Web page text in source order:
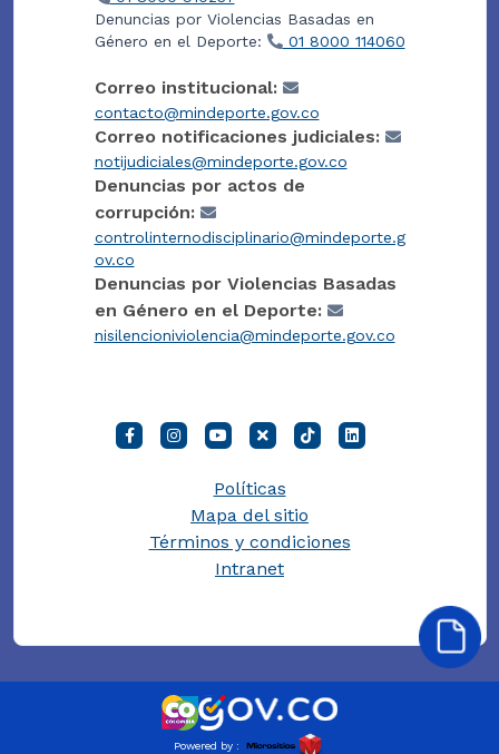
Denuncias por Violencias Basadas en
Género en el Deporte:
01 8000 114060
Correo institucional:
contacto@mindeporte.gov.co
Correo notificaciones judiciales:
notijudiciales@mindeporte.gov.co
Denuncias por actos de
corrupción:
controlinternodisciplinario@mindeporte.g
ov.co
Denuncias por Violencias Basadas
en Género en el Deporte:
nisilencioniviolencia@mindeporte.gov.co
Políticas
Mapa del sitio
Términos y condiciones
Intranet
Powered by :